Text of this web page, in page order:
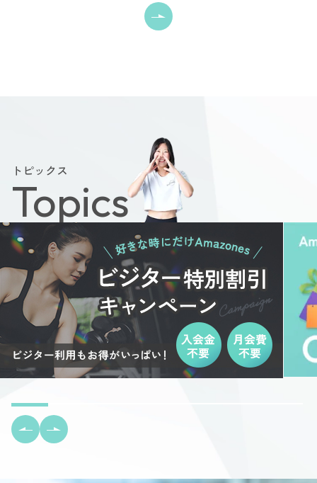
トピックス
Topics